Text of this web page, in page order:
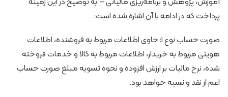
پرداخت که در ادامه با آن اشاره شده است:
صورت حساب نوع ۱: حاوی اطلاعات مربوط به فروشنده، اطلاعات
هویتی مربوط به خریدار، اطلاعات مربوط به کالا و خدمات فروخته
شده، نرخ مالیات بر ارزش افزوده و نحوه تسویه مبلغ صورت حساب
اعم از نقد و نسیه خواهد بود.